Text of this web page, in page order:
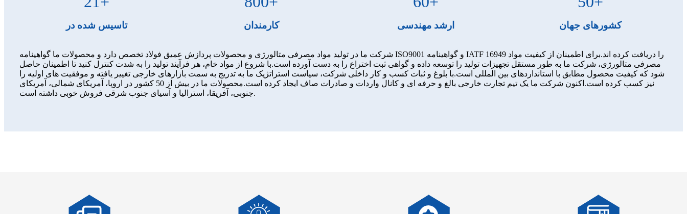
تاسیس شده در کارمندان ارشد مهندسی کشورهای جهان
شرکت ما در تولید مواد مصرفی متالورژی و محصولات پردازش عمیق فولاد تخصص دارد و محصولات ما گواهینامه ISO9001 و گواهینامه IATF 16949 را دریافت کرده اند.برای اطمینان از کیفیت مواد
مصرفی متالورژی، شرکت ما به طور مستقل تجهیزات تولید را توسعه داده و گواهی ثبت اختراع را به دست آورده است.با شروع از مواد خام، هر فرآیند تولید را به شدت کنترل کنید تا اطمینان حاصل
شود که کیفیت محصول مطابق با استانداردهای بین المللی است.با بلوغ و ثبات کسب و کار داخلی شرکت، سیاست استراتژیک ما به تدریج به سمت بازارهای خارجی تغییر یافته و موفقیت های اولیه را
نیز کسب کرده است.اکنون شرکت ما یک تیم تجارت خارجی بالغ و حرفه ای و کانال واردات و صادرات صاف ایجاد کرده است.محصولات ما در بیش از 50 کشور در اروپا، آمریکای شمالی، آمریکای
جنوبی، آفریقا، استرالیا و آسیای جنوب شرقی فروش خوبی داشته است.